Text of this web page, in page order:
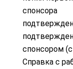
спонсора
спонсором
Справка с